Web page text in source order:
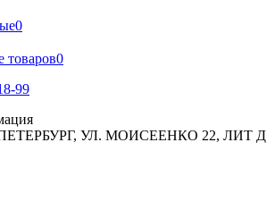
0
товаров0
99
УЛ. МОИСЕЕНКО 22, ЛИТ Д